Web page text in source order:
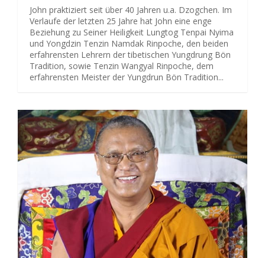
John praktiziert seit über 40 Jahren u.a. Dzogchen. Im
Verlaufe der letzten 25 Jahre hat John eine enge
Beziehung zu Seiner Heiligkeit Lungtog Tenpai Nyima
und Yongdzin Tenzin Namdak Rinpoche, den beiden
erfahrensten Lehrern der tibetischen Yungdrung Bön
Tradition, sowie Tenzin Wangyal Rinpoche, dem
erfahrensten Meister der Yungdrun Bön Tradition...